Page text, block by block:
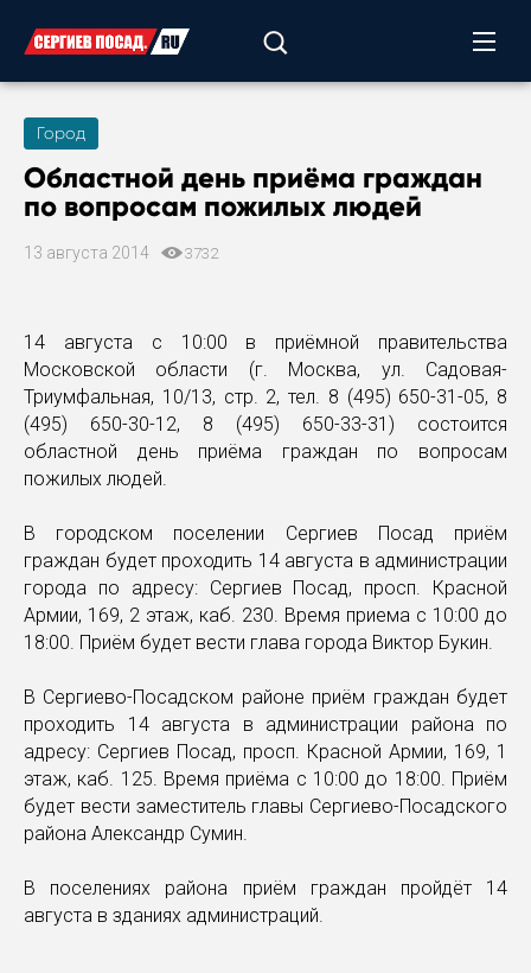
Город
Областной день приёма граждан
по вопросам пожилых людей
13 августа 2014 3732
14 августа с 10:00 в приёмной правительства
Московской области (г. Москва, ул. Садовая-
Триумфальная, 10/13, стр. 2, тел. 8 (495) 650-31-05, 8
(495) 650-30-12, 8 (495) 650-33-31) состоится
областной день приёма граждан по вопросам
пожилых людей.
В городском поселении Сергиев Посад приём
граждан будет проходить 14 августа в администрации
города по адресу: Сергиев Посад, просп. Красной
Армии, 169, 2 этаж, каб. 230. Время приема с 10:00 до
18:00. Приём будет вести глава города Виктор Букин.
В Сергиево-Посадском районе приём граждан будет
проходить 14 августа в администрации района по
адресу: Сергиев Посад, просп. Красной Армии, 169, 1
этаж, каб. 125. Время приёма с 10:00 до 18:00. Приём
будет вести заместитель главы Сергиево-Посадского
района Александр Сумин.
В поселениях района приём граждан пройдёт 14
августа в зданиях администраций.